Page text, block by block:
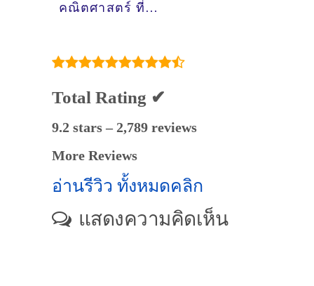
คณิตศาสตร์ ที่
Total Rating ✔
9.2 stars – 2,789 reviews
More Reviews
อ่านรีวิว ทั้งหมดคลิก
แสดงความคิดเห็น